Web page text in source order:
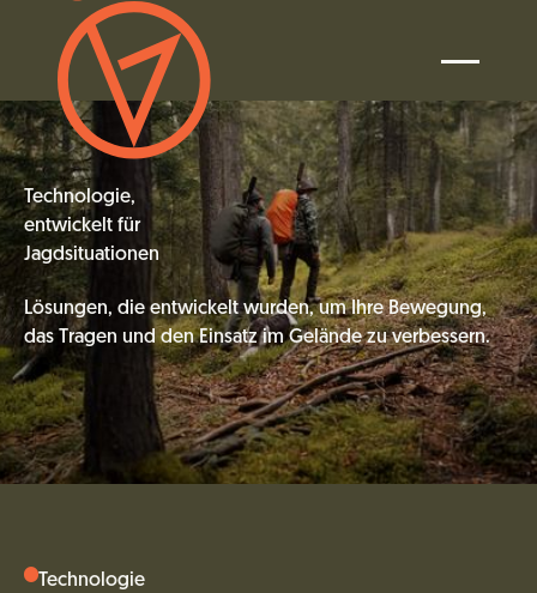
Technologie,
entwickelt für
Jagdsituationen
Lösungen, die entwickelt wurden, um Ihre Bewegung,
das Tragen und den Einsatz im Gelände zu verbessern.
Technologie